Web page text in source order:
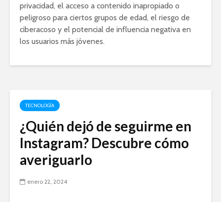
privacidad, el acceso a contenido inapropiado o
peligroso para ciertos grupos de edad, el riesgo de
ciberacoso y el potencial de influencia negativa en
los usuarios más jóvenes.
TECNOLOGÍA
¿Quién dejó de seguirme en
Instagram? Descubre cómo
averiguarlo
enero 22, 2024